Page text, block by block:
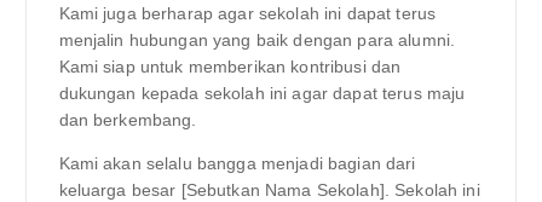
Kami juga berharap agar sekolah ini dapat terus
menjalin hubungan yang baik dengan para alumni.
Kami siap untuk memberikan kontribusi dan
dukungan kepada sekolah ini agar dapat terus maju
dan berkembang.
Kami akan selalu bangga menjadi bagian dari
keluarga besar [Sebutkan Nama Sekolah]. Sekolah ini